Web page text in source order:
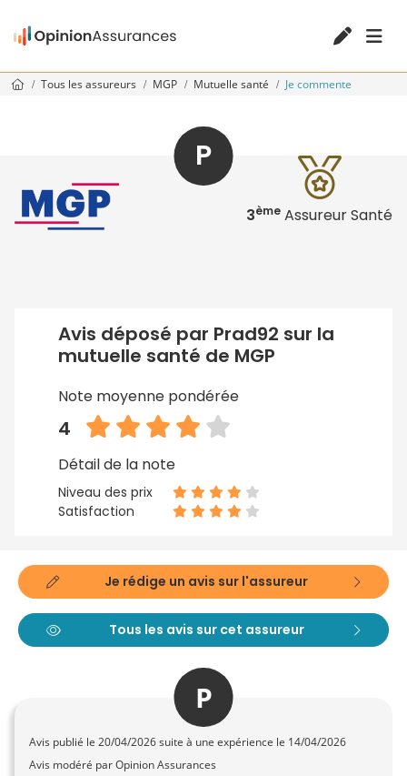
Tous les assureurs MGP Mutuelle santé Je commente
P
Avis déposé par Prad92 sur la
mutuelle santé de MGP
Note moyenne pondérée
4
Détail de la note
Niveau des prix
Satisfaction
3ème Assureur Santé
Je rédige un avis sur l'assureur
Tous les avis sur cet assureur
P
Avis publié le 20/04/2026suite à une expérience le 14/04/2026
Avis modéré par Opinion Assurances